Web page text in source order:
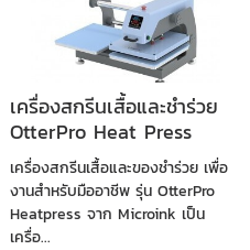
เครื่องสกรีนเสื้อและชำร่วย
OtterPro Heat Press
Machine สำหรับมืออาชีพ
เครื่องสกรีนเสื้อและของชำร่วย เพื่อ
งานสำหรับมืออาชีพ รุ่น OtterPro
Heatpress จาก Microink เป็น
เครื่อ...